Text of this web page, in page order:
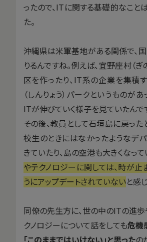
ったので、ITに関する基礎的なこと
た。
沖縄県は米軍基地がある関係で、
りるんですね。例えば、宜野座村（
区を作ったり、IT系の企業を集積
（しんりょう）パークというものが
ITが伸びていく様子を見ていたんで
その後、教員として石垣島に戻った
校生のときにはなかったようなデ
きていたり、島の空港も大きくなって
やテクノロジーに関しては、時が止
うにアップデートされていないと感
同僚の先生方に、世の中のITの進歩
クノロジーについて話をしても危機
「このままではいけない」と思ったの